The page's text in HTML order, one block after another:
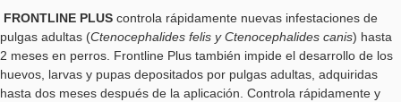
FRONTLINE PLUS controla rápidamente nuevas infestaciones de
pulgas adultas (Ctenocephalides felis y Ctenocephalides canis) hasta
2 meses en perros. Frontline Plus también impide el desarrollo de los
huevos, larvas y pupas depositados por pulgas adultas, adquiridas
hasta dos meses después de la aplicación. Controla rápidamente y